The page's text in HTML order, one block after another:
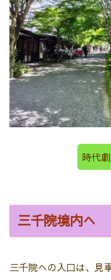
時代
三千院境内へ
三千院への入口は、見